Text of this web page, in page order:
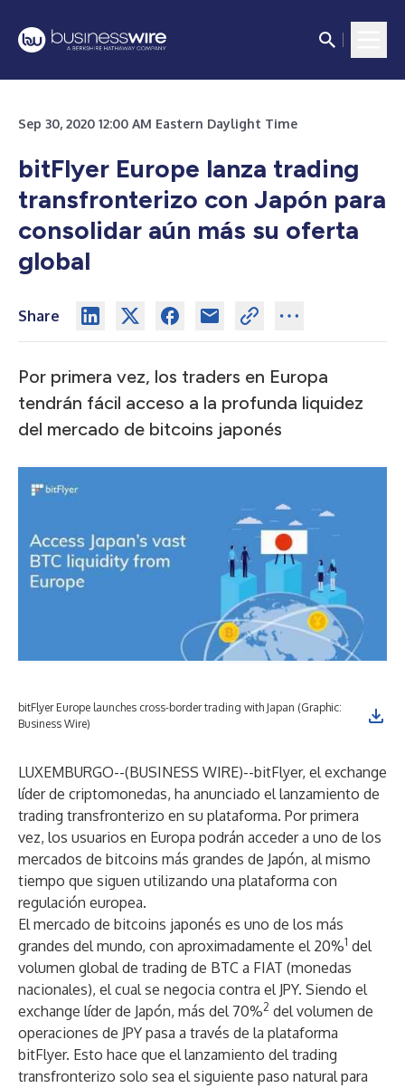
Sep 30, 2020 12:00 AM Eastern Daylight Time
bitFlyer Europe lanza trading
transfronterizo con Japón para
consolidar aún más su oferta
global
Share
Por primera vez, los traders en Europa
tendrán fácil acceso a la profunda liquidez
del mercado de bitcoins japonés
bitFlyer Europe launches cross-border trading with Japan (Graphic:
Business Wire)
LUXEMBURGO--(BUSINESS WIRE)--bitFlyer, el exchange
líder de criptomonedas, ha anunciado el lanzamiento de
trading transfronterizo en su plataforma. Por primera
vez, los usuarios en Europa podrán acceder a uno de los
mercados de bitcoins más grandes de Japón, al mismo
tiempo que siguen utilizando una plataforma con
regulación europea.
El mercado de bitcoins japonés es uno de los más
grandes del mundo, con aproximadamente el 20%1 del
volumen global de trading de BTC a FIAT (monedas
nacionales), el cual se negocia contra el JPY. Siendo el
exchange líder de Japón, más del 70%2 del volumen de
operaciones de JPY pasa a través de la plataforma
bitFlyer. Esto hace que el lanzamiento del trading
transfronterizo solo sea el siguiente paso natural para